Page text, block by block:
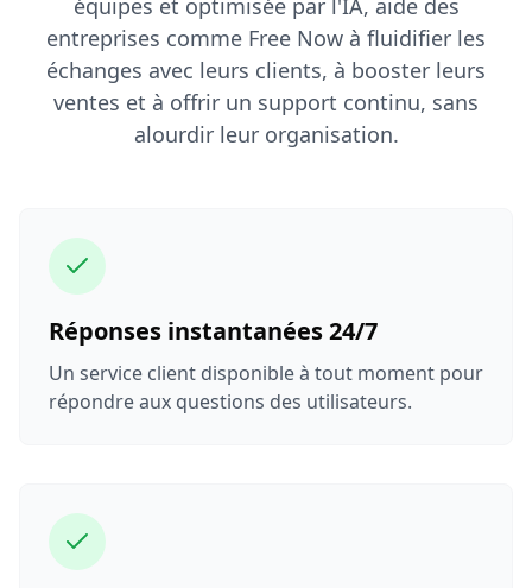
équipes et optimisée par l'IA, aide des
entreprises comme Free Now à fluidifier les
échanges avec leurs clients, à booster leurs
ventes et à offrir un support continu, sans
alourdir leur organisation.
Réponses instantanées 24/7
Un service client disponible à tout moment pour
répondre aux questions des utilisateurs.